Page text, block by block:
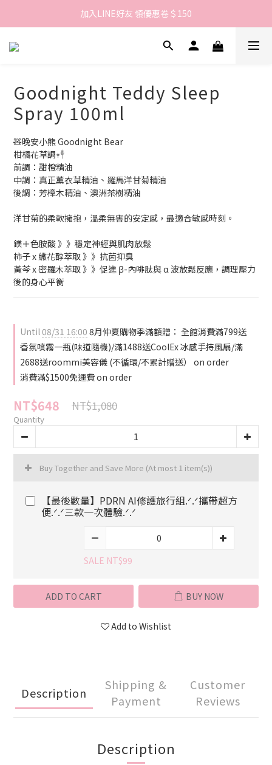
歡迎來到LAMBENCY 💓 註冊會員享＄100購物金！
加入LINE好友 領優惠卷＄150
歡迎來到LAMBENCY 💓 註冊會員享＄100購物金！
Goodnight Teddy Sleep
Spray 100ml
🧸晚安小熊 Goodnight Bear
柑橘花草調𖥧𓇣
前調：甜橙精油
中調：真正薰衣草精油、羅馬洋甘菊精油
後調：芳樟木精油、澳洲茶樹精油
洋甘菊的柔軟擁抱，溫柔無害的安定感，最適合敏感時刻。
鎂＋色胺酸 》》穩定神經與肌肉放鬆
柿子 x 繖花醇萃取 》》抗菌抑臭
黃芩 x 密羅木萃取 》》促進 β-內啡肽與 α 波放鬆反應，調理壓力
後的身心平衡
Until08/31 16:00 8月仲夏購物季滿額贈： 全館消費滿799送
香氛噴霧一瓶(味道隨機)/滿1488送CoolEx 冰感手持風扇/滿
2688送roommi美容儀 (不循環/不累計贈送） on order
消費滿$1500免運費 on order
NT$648 NT$1,080
Quantity
Buy Together and Save More (At most 1 item(s))
【最後數量】PDRN AI修護旅行組.ᐟ.ᐟ攜帶超方
便.ᐟ.ᐟ三款一次體驗.ᐟ.ᐟ
SALE NT$99
ADD TO CART BUY NOW
Add to Wishlist
Description
Shipping &
Payment
Customer
Reviews
Description